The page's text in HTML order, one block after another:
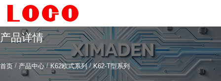
希曼顿科技专注研发与制造
产品详情
首页 / 产品中心 /K62欧式系列 /K62-T型系列